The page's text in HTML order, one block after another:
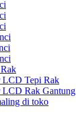
LCD Tepi Rak
LCD Rak Gantung
di toko